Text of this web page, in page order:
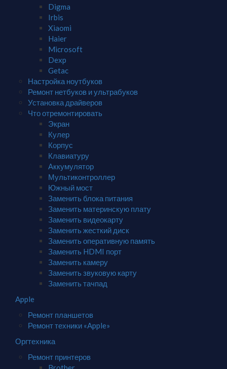
Digma
Irbis
Xiaomi
Haier
Microsoft
Dexp
Getac
Настройка ноутбуков
Ремонт нетбуков и ультрабуков
Установка драйверов
Что отремонтировать
Экран
Кулер
Корпус
Клавиатуру
Аккумулятор
Мультиконтроллер
Южный мост
Заменить блока питания
Заменить материнскую плату
Заменить видеокарту
Заменить жесткий диск
Заменить оперативную память
Заменить HDMI порт
Заменить камеру
Заменить звуковую карту
Заменить тачпад
Apple
Ремонт планшетов
Ремонт техники «Apple»
Оргтехника
Ремонт принтеров